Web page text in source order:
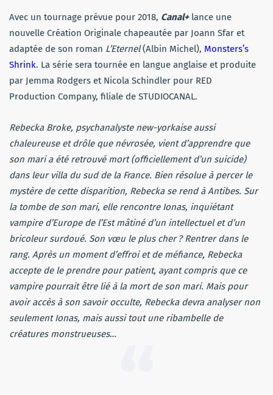
Avec un tournage prévue pour 2018, Canal+lance une
nouvelle Création Originale chapeautée par Joann Sfar et
adaptée de son roman L’Eternel(Albin Michel), Monsters’s
Shrink. La série sera tournée en langue anglaise et produite
par Jemma Rodgers et Nicola Schindler pour RED
Production Company, filiale de STUDIOCANAL.
Rebecka Broke, psychanalyste new-yorkaise aussi
chaleureuse et drôle que névrosée, vient d’apprendre que
son mari a été retrouvé mort (officiellement d’un suicide)
dans leur villa du sud de la France. Bien résolue à percer le
mystère de cette disparition, Rebecka se rend à Antibes. Sur
la tombe de son mari, elle rencontre Ionas, inquiétant
vampire d’Europe de l’Est mâtiné d’un intellectuel et d’un
bricoleur surdoué. Son vœu le plus cher ? Rentrer dans le
rang. Après un moment d’effroi et de méfiance, Rebecka
accepte de le prendre pour patient, ayant compris que ce
vampire pourrait être lié à la mort de son mari. Mais pour
avoir accès à son savoir occulte, Rebecka devra analyser non
seulementIonas, mais aussi tout une ribambelle de
créatures monstrueuses…